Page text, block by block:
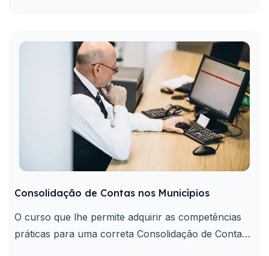
Consolidação de Contas nos Municípios
O curso que lhe permite adquirir as competências
práticas para uma correta Consolidação de Contas